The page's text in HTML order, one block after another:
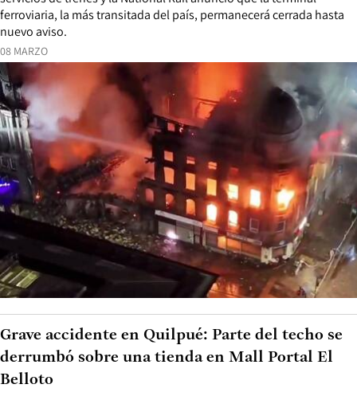
08 MARZO
ferroviaria, la más transitada del país, permanecerá cerrada hasta
nuevo aviso.
Grave accidente en Quilpué: Parte del techo se
derrumbó sobre una tienda en Mall Portal El
Belloto